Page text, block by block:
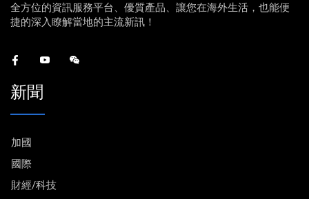
全方位的資訊服務平台、優質產品、讓您在海外生活，也能便
捷的深入瞭解當地的主流新訊！
新聞
加國
國際
財經/科技